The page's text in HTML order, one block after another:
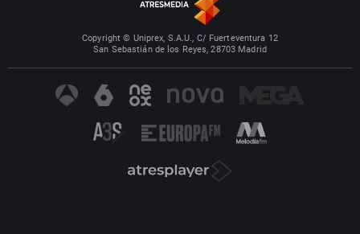
Copyright © Uniprex, S.A.U., C/ Fuerteventura 12
San Sebastián de los Reyes, 28703 Madrid